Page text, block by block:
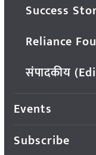
Success
Reliance
संपादकीय
Events
Subscribe